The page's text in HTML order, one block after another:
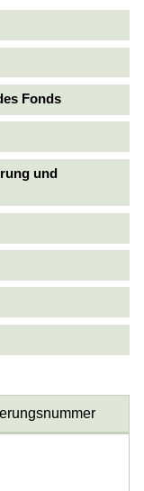
Fonds
und